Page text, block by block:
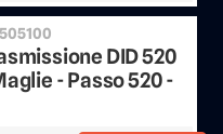
DID 520
- Passo 520 -